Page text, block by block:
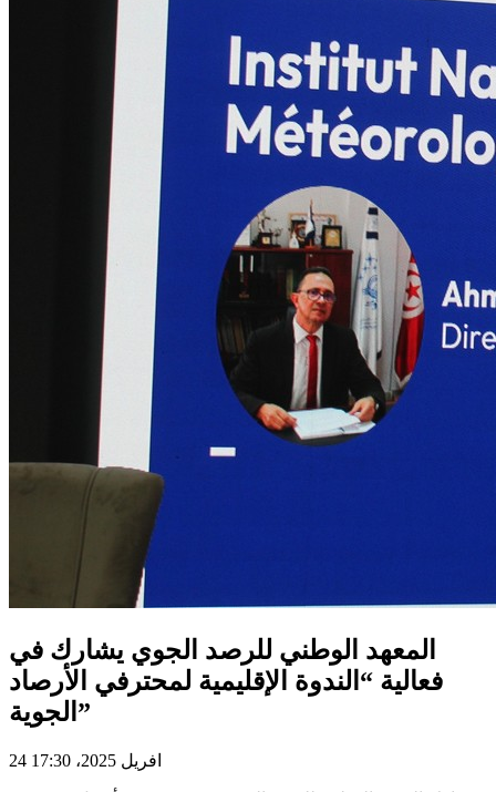
المعهد الوطني للرصد الجوي يشارك في
فعالية “الندوة الإقليمية لمحترفي الأرصاد
الجوية”
24 افريل 2025، 17:30